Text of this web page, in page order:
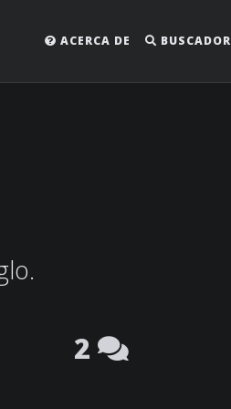
ACERCA DE BUSCADOR
2